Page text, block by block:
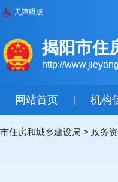
无障碍版
揭阳市住
http://
网站首页 | 机构
市住房和城乡建设局 > 政务